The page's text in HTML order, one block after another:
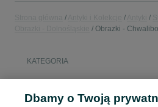
Obrazki -
KATEGORIA
Dbamy o Twoją